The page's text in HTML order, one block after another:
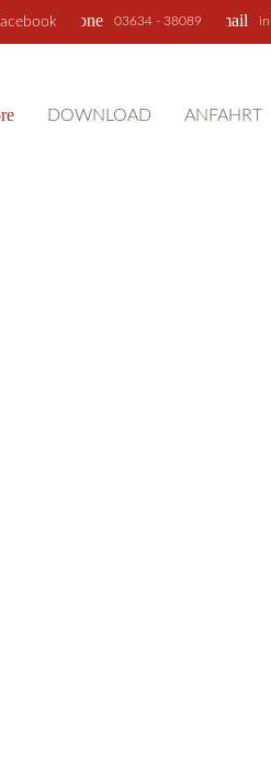
email
phone 03634 - 38089
DOWNLOAD ANFAHRT